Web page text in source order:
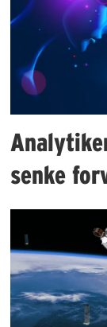
senke